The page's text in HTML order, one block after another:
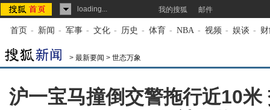
loading... 我的搜狐 邮件
首页 - 新闻 - 军事 - 文化 - 历史 - 体育 - NBA - 视频 - 娱谈 -
> 最新要闻 > 世态万象
沪一宝马撞倒交警拖行近10米